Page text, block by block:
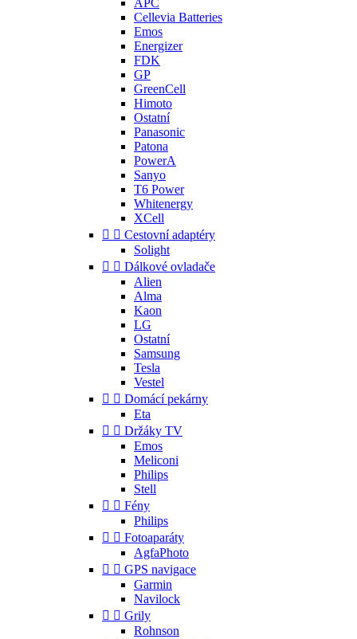
Cellevia Batteries
Emos
Energizer
FDK
GP
GreenCell
Himoto
Ostatní
Panasonic
Patona
PowerA
Sanyo
T6 Power
Whitenergy
XCell
  Cestovní adaptéry
Solight
  Dálkové ovladače
Alien
Alma
Kaon
LG
Ostatní
Samsung
Tesla
Vestel
  Domácí pekárny
Eta
  Držáky TV
Emos
Meliconi
Philips
Stell
  Fény
Philips
  Fotoaparáty
AgfaPhoto
  GPS navigace
Garmin
Navilock
  Grily
Rohnson